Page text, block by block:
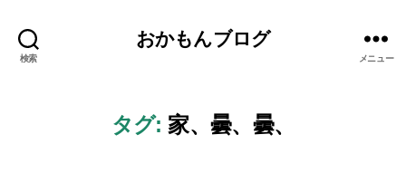
検索
おかもんブログ
メニュー
タグ: 家、曇、曇、